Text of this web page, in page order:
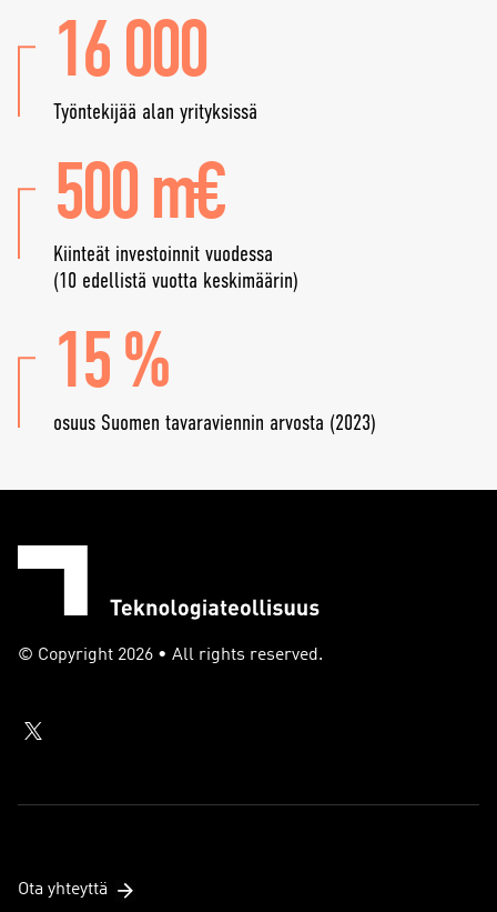
16 000
Työntekijää alan yrityksissä
500 m€
Kiinteät investoinnit vuodessa
(10 edellistä vuotta keskimäärin)
15 %
osuus Suomen tavaraviennin arvosta (2023)
© Copyright 2026 • All rights reserved.
Ota yhteyttä